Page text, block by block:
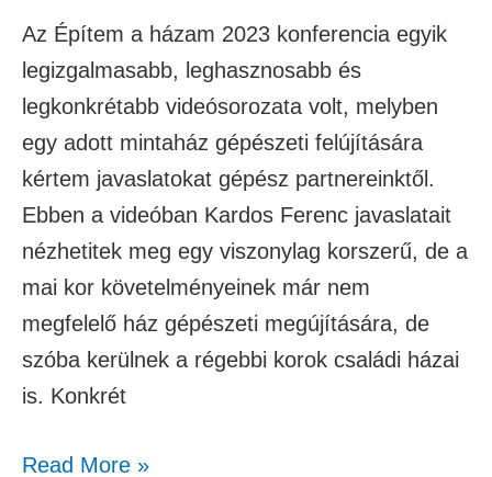
Az Építem a házam 2023 konferencia egyik
legizgalmasabb, leghasznosabb és
legkonkrétabb videósorozata volt, melyben
egy adott mintaház gépészeti felújítására
kértem javaslatokat gépész partnereinktől.
Ebben a videóban Kardos Ferenc javaslatait
nézhetitek meg egy viszonylag korszerű, de a
mai kor követelményeinek már nem
megfelelő ház gépészeti megújítására, de
szóba kerülnek a régebbi korok családi házai
is. Konkrét
Read More »